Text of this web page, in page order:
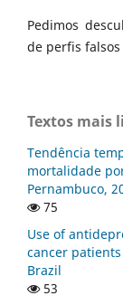
Pedimos
de perfis
Textos mais
Tendência
mortalidade
Pernambuco,
75
Use of
cancer
Brazil
53